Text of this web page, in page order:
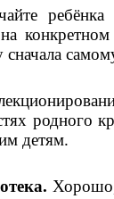
родного
детям.
Хорошо,